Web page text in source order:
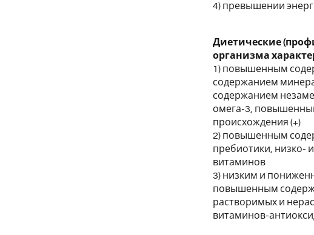
4) превышении
Диетические
организма
1) повышенным
содержанием
содержанием
омега-3,
происхождения (+)
2) повышенным
пребиотики, низко-
витаминов
3) низким и
повышенным
растворимых и
витаминов-